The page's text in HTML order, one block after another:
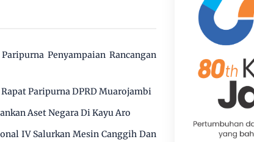
Penyampaian Rancangan
Rapat Paripurna DPRD Muarojambi
Aset Negara Di Kayu Aro
IV Salurkan Mesin Canggih Dan